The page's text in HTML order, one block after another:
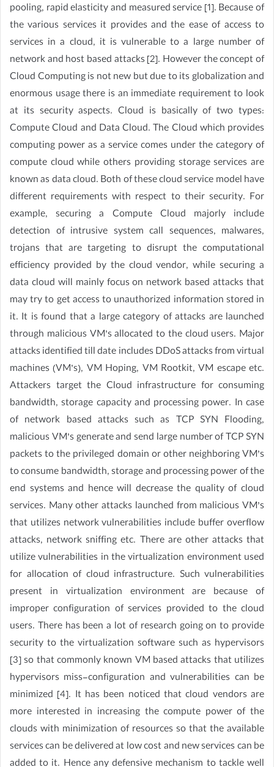
pooling, rapid elasticity and measured service [1]. Because of
the various services it provides and the ease of access to
services in a cloud, it is vulnerable to a large number of
network and host based attacks [2]. However the concept of
Cloud Computing is not new but due to its globalization and
enormous usage there is an immediate requirement to look
at its security aspects. Cloud is basically of two types:
Compute Cloud and Data Cloud. The Cloud which provides
computing power as a service comes under the category of
compute cloud while others providing storage services are
known as data cloud. Both of these cloud service model have
different requirements with respect to their security. For
example, securing a Compute Cloud majorly include
detection of intrusive system call sequences, malwares,
trojans that are targeting to disrupt the computational
efficiency provided by the cloud vendor, while securing a
data cloud will mainly focus on network based attacks that
may try to get access to unauthorized information stored in
it. It is found that a large category of attacks are launched
through malicious VM’s allocated to the cloud users. Major
attacks identified till date includes DDoS attacks from virtual
machines (VM’s), VM Hoping, VM Rootkit, VM escape etc.
Attackers target the Cloud infrastructure for consuming
bandwidth, storage capacity and processing power. In case
of network based attacks such as TCP SYN Flooding,
malicious VM’s generate and send large number of TCP SYN
packets to the privileged domain or other neighboring VM’s
to consume bandwidth, storage and processing power of the
end systems and hence will decrease the quality of cloud
services. Many other attacks launched from malicious VM’s
that utilizes network vulnerabilities include buffer overflow
attacks, network sniffing etc. There are other attacks that
utilize vulnerabilities in the virtualization environment used
for allocation of cloud infrastructure. Such vulnerabilities
present in virtualization environment are because of
improper configuration of services provided to the cloud
users. There has been a lot of research going on to provide
security to the virtualization software such as hypervisors
[3] so that commonly known VM based attacks that utilizes
hypervisors miss-configuration and vulnerabilities can be
minimized [4]. It has been noticed that cloud vendors are
more interested in increasing the compute power of the
clouds with minimization of resources so that the available
services can be delivered at low cost and new services can be
added to it. Hence any defensive mechanism to tackle well